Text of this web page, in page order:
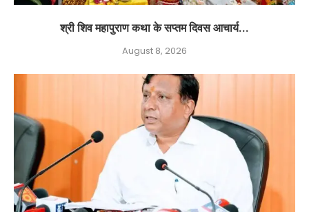
श्री शिव महापुराण कथा के सप्तम दिवस आचार्य...
August 8, 2026